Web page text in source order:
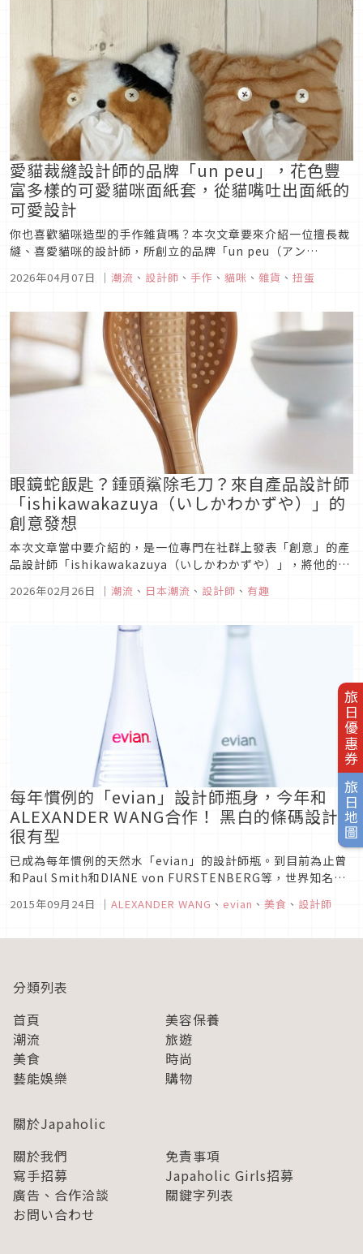
旅日優惠券
旅日地圖
愛貓裁縫設計師的品牌「un peu」，花色豐
富多樣的可愛貓咪面紙套，從貓嘴吐出面紙的
可愛設計
你也喜歡貓咪造型的手作雜貨嗎？本次文章要來介紹一位擅長裁
縫、喜愛貓咪的設計師，所創立的品牌「un peu（アン
品牌自創的貓咪面紙套還被廠商相中，合作推出了扭蛋製品，就
2026年04月07日 ｜ 潮流 、 設計師 、 手作 、 貓咪 、 雜貨 、 扭蛋
眼鏡蛇飯匙？錘頭鯊除毛刀？來自產品設計師
「ishikawakazuya（いしかわかずや）」的
創意發想
本次文章當中要介紹的，是一位專門在社群上發表「創意」的產
品設計師「ishikawakazuya（いしかわかずや）」，將他的創
來生活當中可以有這麼多新奇有趣的產品點子。
2026年02月26日 ｜ 潮流 、 日本潮流 、 設計師 、 有趣
每年慣例的「evian」設計師瓶身，今年和
ALEXANDER WANG合作！ 黑白的條碼設計
很有型
已成為每年慣例的天然水「evian」的設計師瓶。到目前為止曾
和Paul Smith和DIANE von FURSTENBERG等，世界知名的
師，ALEXANDER WANG！瓶身的設計已經公開了，非常有型
2015年09月24日 ｜ ALEXANDER WANG 、 evian 、 美食 、 設計師
分類列表
首頁
美容保養
潮流
旅遊
美食
時尚
藝能娛樂
購物
關於Japaholic
關於我們
免責事項
寫手招募
Japaholic Girls招募
廣告、合作洽談
關鍵字列表
お問い合わせ